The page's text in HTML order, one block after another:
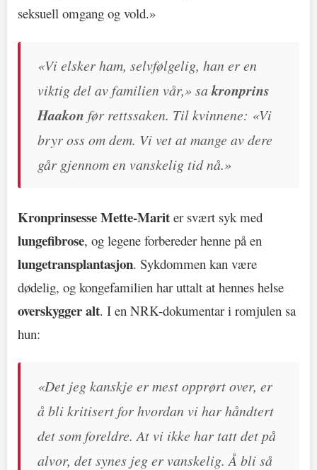
seksuell omgang og vold.»
«Vi elsker ham, selvfølgelig, han er en
viktig del av familien vår,» sa kronprins
Haakon før rettssaken. Til kvinnene: «Vi
bryr oss om dem. Vi vet at mange av dere
går gjennom en vanskelig tid nå.»
Kronprinsesse Mette-Marit er svært syk med
lungefibrose, og legene forbereder henne på en
lungetransplantasjon. Sykdommen kan være
dødelig, og kongefamilien har uttalt at hennes helse
overskygger alt. I en NRK-dokumentar i romjulen sa
hun:
«Det jeg kanskje er mest opprørt over, er
å bli kritisert for hvordan vi har håndtert
det som foreldre. At vi ikke har tatt det på
alvor, det synes jeg er vanskelig. Å bli så